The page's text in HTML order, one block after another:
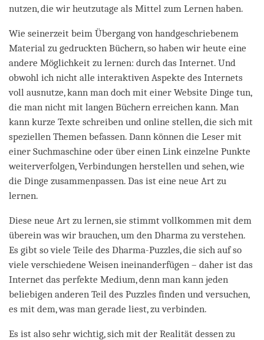
nutzen, die wir heutzutage als Mittel zum Lernen haben.
Wie seinerzeit beim Übergang von handgeschriebenem
Material zu gedruckten Büchern, so haben wir heute eine
andere Möglichkeit zu lernen: durch das Internet. Und
obwohl ich nicht alle interaktiven Aspekte des Internets
voll ausnutze, kann man doch mit einer Website Dinge tun,
die man nicht mit langen Büchern erreichen kann. Man
kann kurze Texte schreiben und online stellen, die sich mit
speziellen Themen befassen. Dann können die Leser mit
einer Suchmaschine oder über einen Link einzelne Punkte
weiterverfolgen, Verbindungen herstellen und sehen, wie
die Dinge zusammenpassen. Das ist eine neue Art zu
lernen.
Diese neue Art zu lernen, sie stimmt vollkommen mit dem
überein was wir brauchen, um den Dharma zu verstehen.
Es gibt so viele Teile des Dharma-Puzzles, die sich auf so
viele verschiedene Weisen ineinanderfügen – daher ist das
Internet das perfekte Medium, denn man kann jeden
beliebigen anderen Teil des Puzzles finden und versuchen,
es mit dem, was man gerade liest, zu verbinden.
Es ist also sehr wichtig, sich mit der Realität dessen zu